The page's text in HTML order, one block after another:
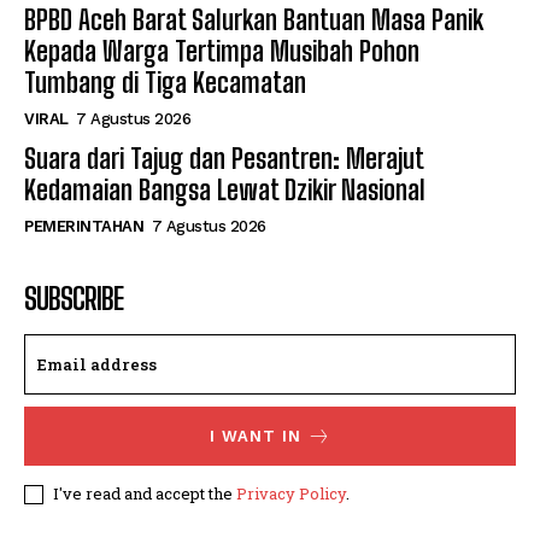
BPBD Aceh Barat Salurkan Bantuan Masa Panik
Kepada Warga Tertimpa Musibah Pohon
Tumbang di Tiga Kecamatan
VIRAL 7 Agustus 2026
Suara dari Tajug dan Pesantren: Merajut
Kedamaian Bangsa Lewat Dzikir Nasional
PEMERINTAHAN 7 Agustus 2026
SUBSCRIBE
I WANT IN
I've read and accept the Privacy Policy.